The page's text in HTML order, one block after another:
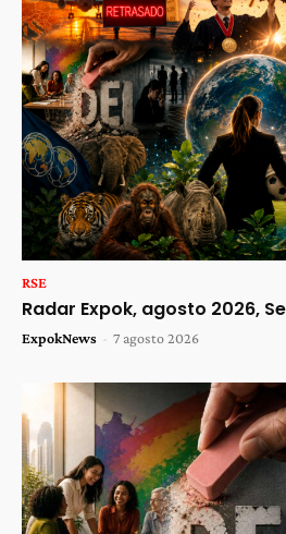
RSE
Radar Expok, agosto 2026,
ExpokNews - 7 agosto 2026